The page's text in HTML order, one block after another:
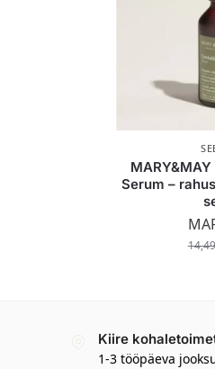
Serum –
Kiire
1-3 tööpäeva